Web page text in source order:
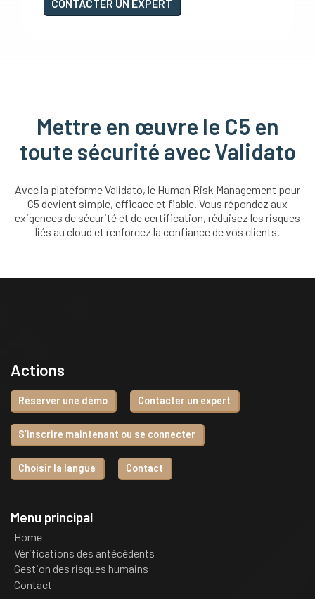
CONTACTER UN EXPERT
Mettre en œuvre le C5 en
toute sécurité avec Validato
Avec la plateforme Validato, le Human Risk Management pour
C5 devient simple, efficace et fiable. Vous répondez aux
exigences de sécurité et de certification, réduisez les risques
liés au cloud et renforcez la confiance de vos clients.
Actions
Réserver une démo Contacter un expert
S’inscrire maintenant ou se connecter
Choisir la langue Contact
Menu principal
Home
Vérifications des antécédents
Gestion des risques humains
Contact